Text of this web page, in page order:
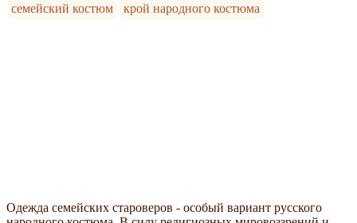
семейский костюм
крой народного костюма
Одежда семейских староверов - особый вариант русского